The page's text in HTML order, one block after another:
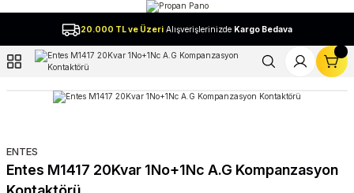
20.000 TL ve Üzeri Alışverişlerinizde Kargo Bedava
ENTES
Entes M1417 20Kvar 1No+1Nc A.G Kompanzasyon